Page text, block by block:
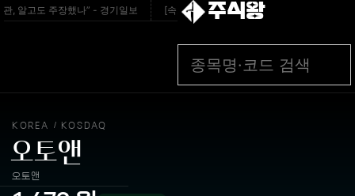
알고도 주장했나” - 경기일보 [속보] 부산·김해·울주 ‘경계 단계’…전국 48개
주식왕
KOREA / KOSDAQ
오토앤
오토앤